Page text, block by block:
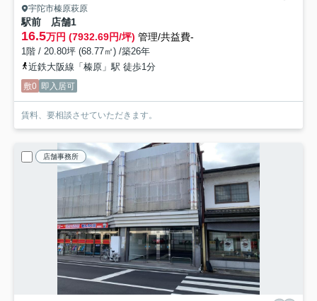
宇陀市榛原萩原
駅前 店舗1
16.5万円 (7932.69円/坪) 管理/共益費-
1階 / 20.80坪 (68.77㎡) /築26年
近鉄大阪線「榛原」駅 徒歩1分
敷0 即入居可
賃料、要相談させていただきます。
店舗事務所